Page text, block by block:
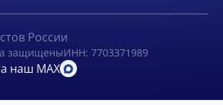
России
защищеныИНН: 7703371989
наш MAX